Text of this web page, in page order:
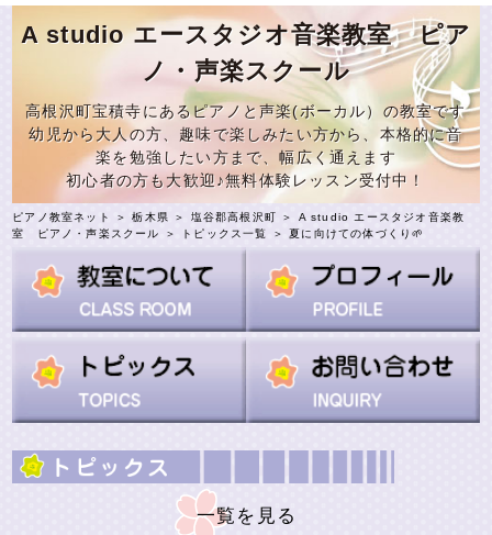
A studio エースタジオ音楽教室 ピア
ノ・声楽スクール
高根沢町宝積寺にあるピアノと声楽(ボーカル）の教室です
幼児から大人の方、趣味で楽しみたい方から、本格的に音
楽を勉強したい方まで、幅広く通えます
初心者の方も大歓迎♪無料体験レッスン受付中！
ピアノ教室ネット ＞栃木県 ＞ 塩谷郡高根沢町 ＞ A studio エースタジオ音楽教
室 ピアノ・声楽スクール
＞ トピックス一覧 ＞ 夏に向けての体づくり🌱
一覧を見る